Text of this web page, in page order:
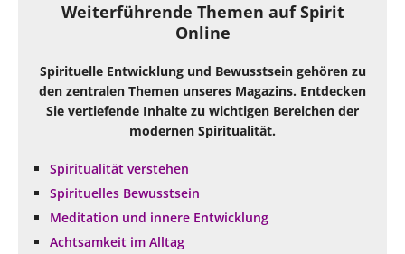
Weiterführende Themen auf Spirit
Online
Spirituelle Entwicklung und Bewusstsein gehören zu
den zentralen Themen unseres Magazins. Entdecken
Sie vertiefende Inhalte zu wichtigen Bereichen der
modernen Spiritualität.
Spiritualität verstehen
Spirituelles Bewusstsein
Meditation und innere Entwicklung
Achtsamkeit im Alltag